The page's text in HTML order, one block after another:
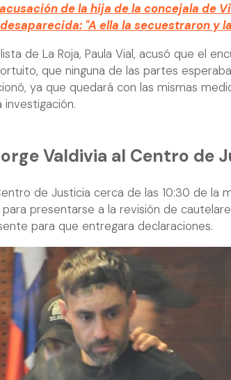
de la hija de la concejala de
"A ella la secuestraron y
de La Roja, Paula Vial, acusó que el
que ninguna de las partes
ya que quedará con las mismas
Valdivia al Centro de
de Justicia cerca de las 10:30 de la
presentarse a la revisión de
para que entregara declaraciones.